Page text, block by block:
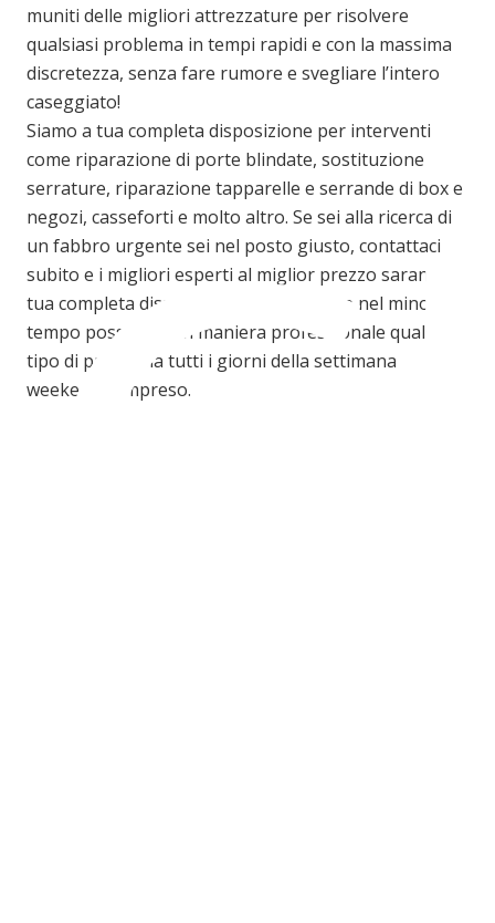
muniti delle migliori attrezzature per risolvere
qualsiasi problema in tempi rapidi e con la massima
discretezza, senza fare rumore e svegliare l’intero
caseggiato!
Siamo a tua completa disposizione per interventi
come riparazione di porte blindate, sostituzione
serrature, riparazione tapparelle e serrande di box e
negozi, casseforti e molto altro. Se sei alla ricerca di
un fabbro urgente sei nel posto giusto, contattaci
subito e i migliori esperti al miglior prezzo saranno a
tua completa disposizione per risolvere nel minor
tempo possibile e in maniera professionale qualsiasi
tipo di problema tutti i giorni della settimana
weekend compreso.